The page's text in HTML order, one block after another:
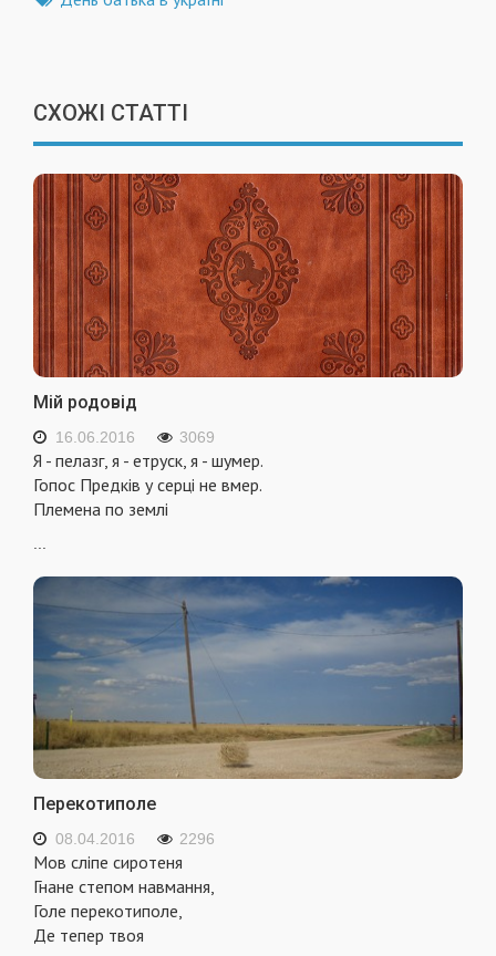
СХОЖІ СТАТТІ
Мій родовід
16.06.2016 3069
Я - пелазг, я - етруск, я - шумер.
Гопос Предків у серці не вмер.
Племена по землі
Перекотиполе
08.04.2016 2296
Мов сліпе сиротеня
Гнане степом навмання,
Голе перекотиполе,
Де тепер твоя